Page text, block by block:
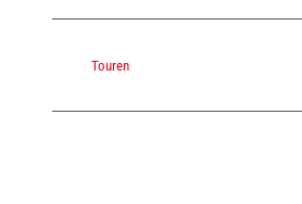
Touren